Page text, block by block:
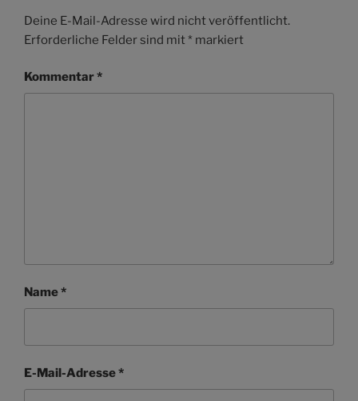
Deine E-Mail-Adresse wird nicht veröffentlicht.
Erforderliche Felder sind mit* markiert
Kommentar*
Name*
E-Mail-Adresse*